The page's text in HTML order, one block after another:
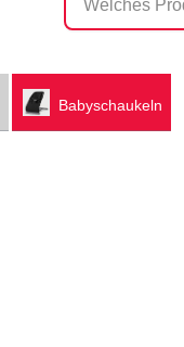
Babyschaukeln